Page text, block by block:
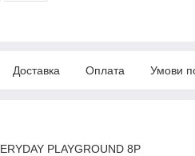
Доставка Оплата Умови
PLAYGROUND 8P